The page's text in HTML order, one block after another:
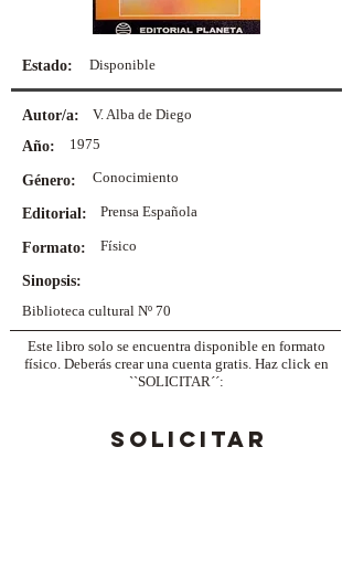
Estado: Disponible
Autor/a:
V. Alba de Diego
Año:
1975
Género: Conocimiento
Prensa Española
Editorial:
Formato: Físico
Sinopsis:
Biblioteca cultural Nº 70
Este libro solo se encuentra disponible en formato
físico. Deberás crear una cuenta gratis. Haz click en
``SOLICITAR´´:
SOLICITAR